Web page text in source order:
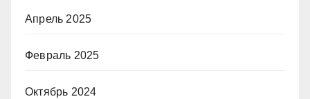
Апрель 2025
Февраль 2025
Октябрь 2024